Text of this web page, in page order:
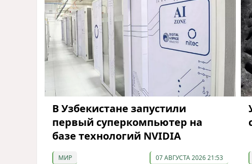
В Узбекистане запустили
первый суперкомпьютер на
базе технологий NVIDIA
МИР 07 АВГУСТА 2026 21:53